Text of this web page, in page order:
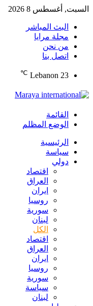
السبت, أغسطس 8 2026
البث المباشر
مجلة مرايا
من نحن
اتصل بنا
Lebanon 23
℃
القائمة
الوضع المظلم
الرئيسية
سياسة
دولي
اقتصاد
العراق
ايران
روسيا
سورية
لبنان
الكل
اقتصاد
العراق
ايران
روسيا
سورية
سياسة
لبنان